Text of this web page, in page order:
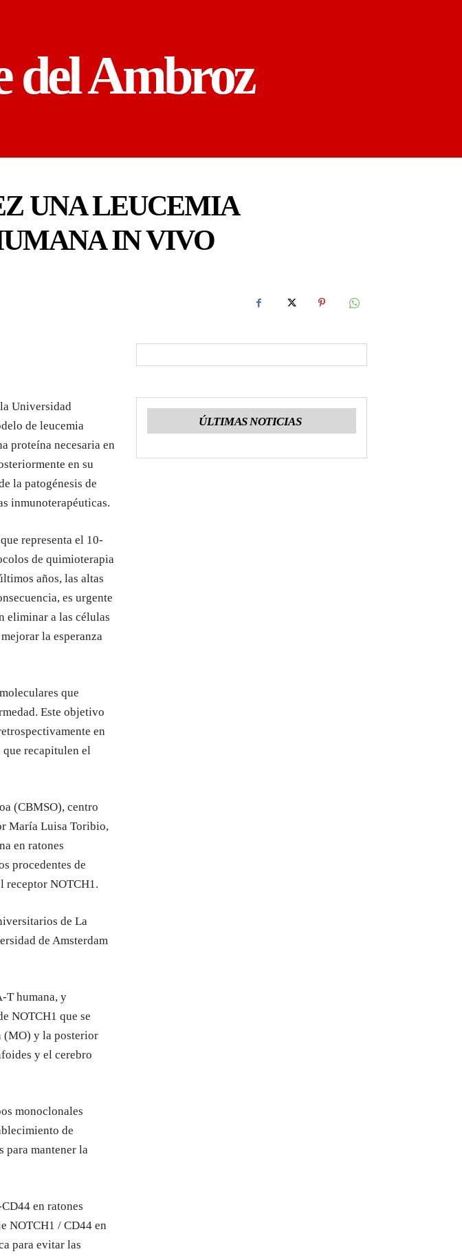
del Ambroz
UNA LEUCEMIA
IN VIVO
Universidad
de leucemia
proteína necesaria en
en su
la patogénesis de
inmunoterapéuticas.
representa el 10-
de quimioterapia
años, las altas
es urgente
eliminar a las células
la esperanza
que
Este objetivo
en
que recapitulen el
(CBMSO), centro
María Luisa Toribio,
en ratones
procedentes de
receptor NOTCH1.
de La
de Amsterdam
T humana, y
NOTCH1 que se
(MO) y la posterior
y el cerebro
monoclonales
de
para mantener la
en ratones
NOTCH1 / CD44 en
para evitar las
ÚLTIMAS NOTICIAS